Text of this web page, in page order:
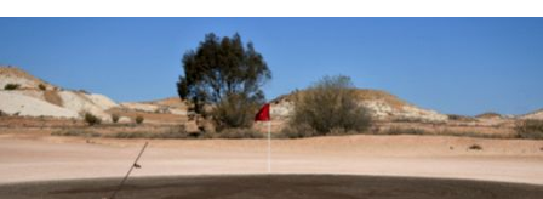
recolhidas
ou
permite-